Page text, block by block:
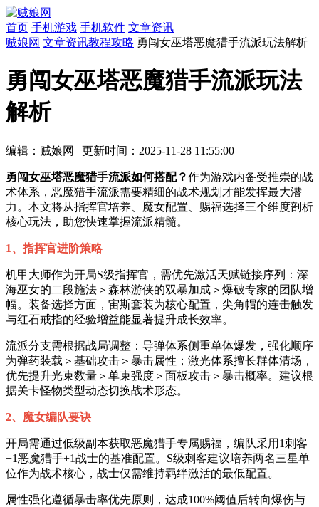
首页 手机游戏 手机软件 文章资讯
贼娘网 文章资讯教程攻略 勇闯女巫塔恶魔猎手流派玩法解析
勇闯女巫塔恶魔猎手流派玩法
解析
编辑：贼娘网 | 更新时间：2025-11-28 11:55:00
勇闯女巫塔恶魔猎手流派如何搭配？作为游戏内备受推崇的战
术体系，恶魔猎手流派需要精细的战术规划才能发挥最大潜
力。本文将从指挥官培养、魔女配置、赐福选择三个维度剖析
核心玩法，助您快速掌握流派精髓。
1、指挥官进阶策略
机甲大师作为开局S级指挥官，需优先激活天赋链接序列：深
海巫女的二段施法＞森林游侠的双暴加成＞爆破专家的团队增
幅。装备选择方面，宙斯套装为核心配置，尖角帽的连击触发
与红石戒指的经验增益能显著提升成长效率。
流派分支需根据战局调整：导弹体系侧重单体爆发，强化顺序
为弹药装载＞基础攻击＞暴击属性；激光体系擅长群体清场，
优先提升光束数量＞单束强度＞面板攻击＞暴击概率。建议根
据关卡怪物类型动态切换战术形态。
2、魔女编队要诀
开局需通过低级副本获取恶魔猎手专属赐福，编队采用1刺客
+1恶魔猎手+1战士的基准配置。S级刺客建议培养两名三星单
位作为战术核心，战士仅需维持羁绊激活的最低配置。
属性强化遵循暴击率优先原则，达成100%阈值后转向爆伤与